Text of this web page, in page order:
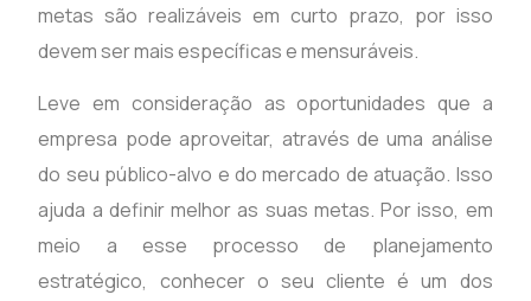
metas são realizáveis em curto prazo, por isso
devem ser mais específicas e mensuráveis.
Leve em consideração as oportunidades que a
empresa pode aproveitar, através de uma análise
do seu público-alvo e do mercado de atuação. Isso
ajuda a definir melhor as suas metas. Por isso, em
meio a esse processo de planejamento
estratégico, conhecer o seu cliente é um dos